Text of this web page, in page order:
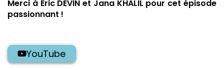
Merci à Eric DEVIN et Jana KHALIL pour cet épisode
passionnant !
YouTube